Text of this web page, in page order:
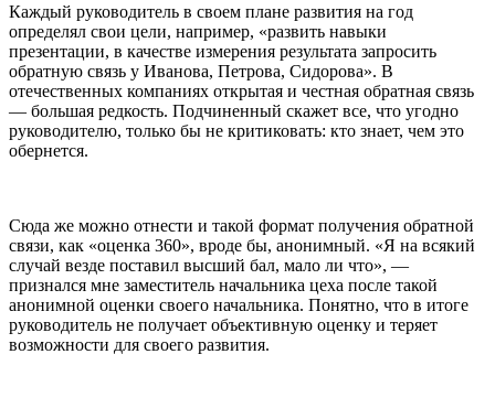
Каждый руководитель в своем плане развития на год
определял свои цели, например, «развить навыки
презентации, в качестве измерения результата запросить
обратную связь у Иванова, Петрова, Сидорова». В
отечественных компаниях открытая и честная обратная связь
— большая редкость. Подчиненный скажет все, что угодно
руководителю, только бы не критиковать: кто знает, чем это
обернется.
Сюда же можно отнести и такой формат получения обратной
связи, как «оценка 360», вроде бы, анонимный. «Я на всякий
случай везде поставил высший бал, мало ли что», —
признался мне заместитель начальника цеха после такой
анонимной оценки своего начальника. Понятно, что в итоге
руководитель не получает объективную оценку и теряет
возможности для своего развития.